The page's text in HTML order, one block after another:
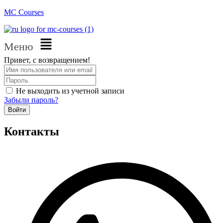
MC Courses
Меню
Привет, с возвращением!
Не выходить из учетной записи
Забыли пароль?
Войти
Контакты